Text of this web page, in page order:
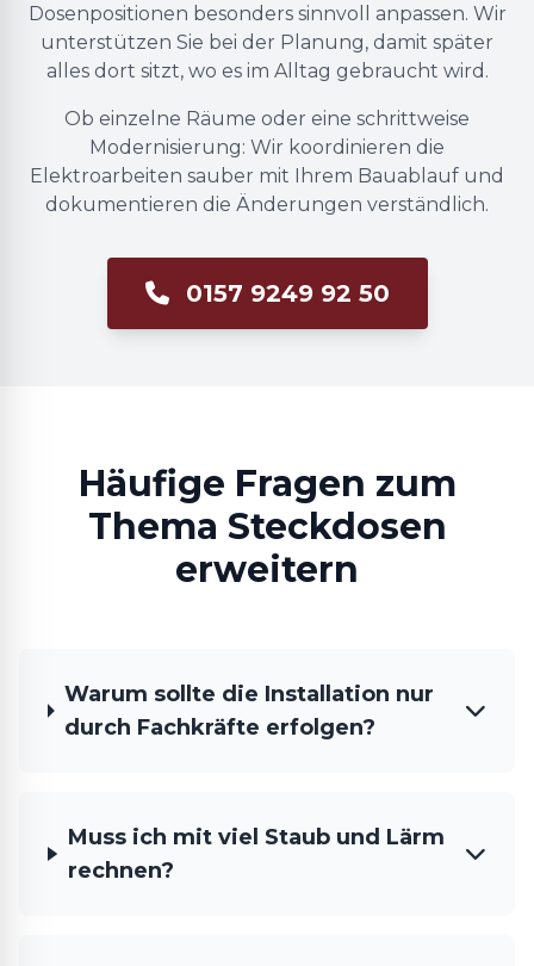
Dosenpositionen besonders sinnvoll anpassen. Wir
unterstützen Sie bei der Planung, damit später
alles dort sitzt, wo es im Alltag gebraucht wird.
Ob einzelne Räume oder eine schrittweise
Modernisierung: Wir koordinieren die
Elektroarbeiten sauber mit Ihrem Bauablauf und
dokumentieren die Änderungen verständlich.
0157 9249 92 50
Häufige Fragen zum
Thema Steckdosen
erweitern
Warum sollte die Installation nur
durch Fachkräfte erfolgen?
Muss ich mit viel Staub und Lärm
rechnen?